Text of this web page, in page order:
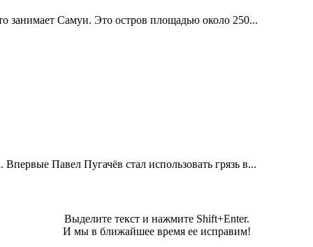
занимает Самуи. Это остров площадью около 250...
Павел Пугачёв стал использовать грязь в...
Выделите текст и нажмите Shift+Enter.
И мы в ближайшее время ее исправим!